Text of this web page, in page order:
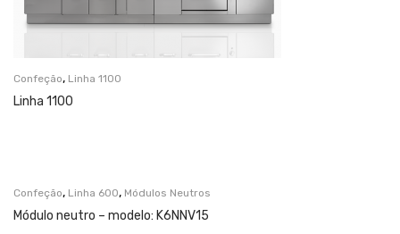
Confeção, Linha 1100
Linha 1100
Confeção, Linha 600, Módulos Neutros
Módulo neutro – modelo: K6NNV15